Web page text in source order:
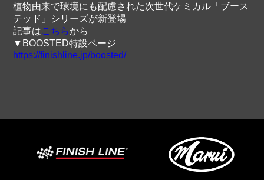
植物由来で環境にも配慮された次世代ケミカル「ブース
テッド」シリーズが新登場
記事はこちらから
▼BOOSTED特設ページ
https://finishline.jp/boosted/